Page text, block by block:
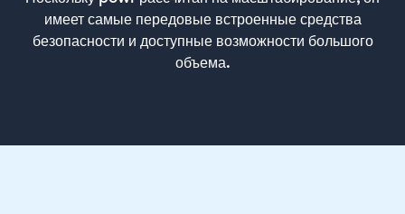
имеет самые передовые встроенные средства
безопасности и доступные возможности большого
объема.